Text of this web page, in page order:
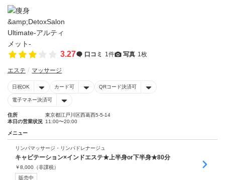
3.27 口コミ 1件 写真 1枚
エステ マッサージ
日祝OK カード可 QRコード決済可
電子マネー決済可
住所
東京都江戸川区西葛西5-5-14
本日の営業状況 11:00〜20:00
メニュー
リンパマッサージ・リンパドレナージュ
キャビテーション×インドエステ★上半身or下半身★80分
￥8,000 （非課税）
販売中